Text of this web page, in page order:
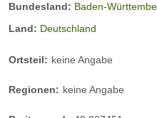
Bundesland: Baden-
Land: Deutschland
Ortsteil: keine Angabe
Regionen: keine Angabe